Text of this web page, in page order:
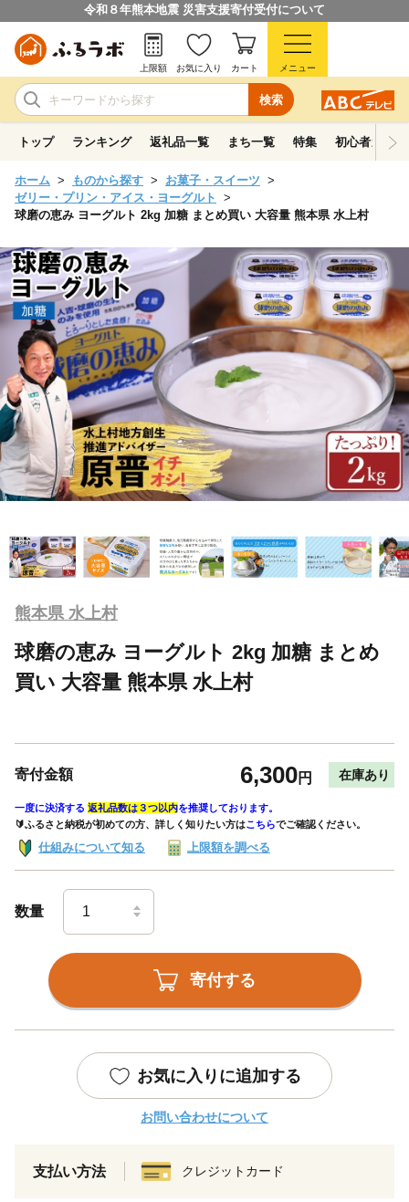
令和８年熊本地震 災害支援寄付受付について
検索
上限額 お気に入り カート メニュー
トップ ランキング 返礼品一覧 まち一覧 特集 初心者ガイド
ホーム ものから探す
お菓子・スイーツ
ゼリー・プリン・アイス・ヨーグルト
球磨の恵み ヨーグルト 2kg 加糖 まとめ買い 大容量 熊本県 水上村
熊本県 水上村
球磨の恵み ヨーグルト 2kg 加糖 まとめ
買い 大容量 熊本県 水上村
寄付金額 6,300円 在庫あり
一度に決済する 返礼品数は３つ以内を推奨しております。
🔰ふるさと納税が初めての方、詳しく知りたい方はこちらでご確認ください。
仕組みについて知る 上限額を調べる
数量
寄付する
お気に入りに追加する
お問い合わせについて
支払い方法 クレジットカード